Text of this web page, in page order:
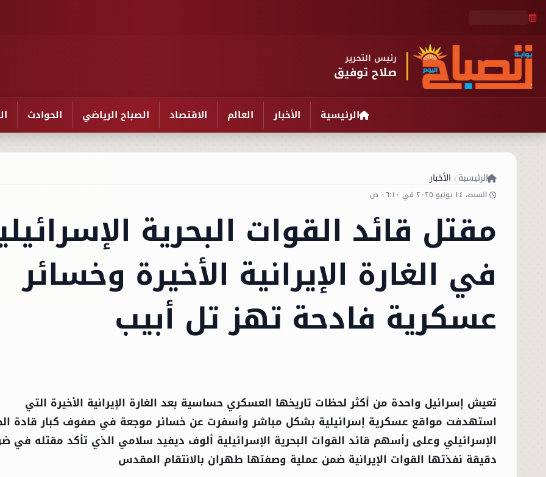
رئيس التحرير
صلاح توفيق
الرئيسية الأخبار العالم الاقتصاد الصباح الرياضي الحوادث
الرئيسية الأخبار
السبت، ١٤ يونيو ٢٠٢٥ في ٠٦:١٠ ص
مقتل قائد القوات البحرية
في الغارة الإيرانية الأخيرة وخسائر
عسكرية فادحة تهز تل أبيب
تعيش إسرائيل واحدة من أكثر لحظات تاريخها العسكري حساسية بعد الغارة الإيرانية الأخيرة التي
استهدفت مواقع عسكرية إسرائيلية بشكل مباشر وأسفرت عن خسائر موجعة في صفوف كبار قادة
الإسرائيلي وعلى رأسهم قائد القوات البحرية الإسرائيلية ألوف ديفيد سلامي الذي تأكد مقتله في
دقيقة نفذتها القوات الإيرانية ضمن عملية وصفتها طهران بالانتقام المقدس